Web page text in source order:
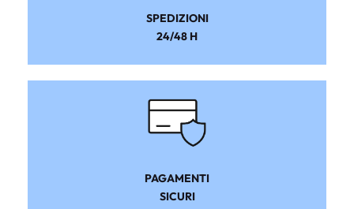
SPEDIZIONI
24/48 H
PAGAMENTI
SICURI